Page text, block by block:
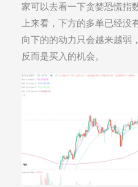
家可以去看一下贪婪恐慌指
上来看，下方的多单已经没
向下的的动力只会越来越弱
反而是买入的机会。